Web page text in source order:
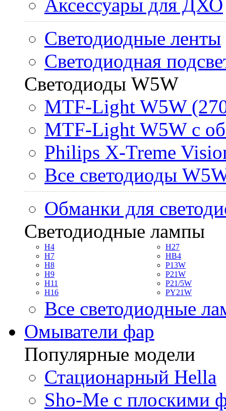
Аксессуары для ДХО
Светодиодные ленты
Светодиодная
Светодиоды W5W
MTF-Light W5W
MTF-Light W5W с
Philips X-Treme
Все светодиоды
Обманки для
Светодиодные лампы
H4
H7
H8
H9
H11
H16
H27
HB4
P13W
P21W
P21/5W
PY21W
Все светодиодные
Омыватели фар
Популярные модели
Стационарный Hella
Sho-Me с плоскими